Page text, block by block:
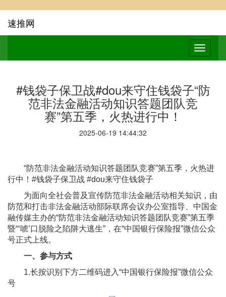
速推网
#钱袋子保卫战#dou来守住钱袋子“防
范非法金融活动知识答题团队竞
赛”第五季，火热进行中！
2025-06-19 14:44:32
“防范非法金融活动知识答题团队竞赛”第五季，火热进
行中！#钱袋子保卫战 #dou来守住钱袋子
为面向全社会普及宣传防范非法金融活动相关知识，由
防范和打击非法金融活动部际联席会议办公室指导、中国金
融传媒主办的“防范非法金融活动知识答题团队竞赛”第五季
暨“‘唬’口脱险之陷阱大逃生”，在“中国银行保险报”微信公众
号正式上线。
一、参与方式
1.长按识别下方二维码进入“中国银行保险报”微信公众
号